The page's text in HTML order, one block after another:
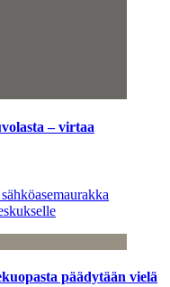
– virtaa
päädytään vielä